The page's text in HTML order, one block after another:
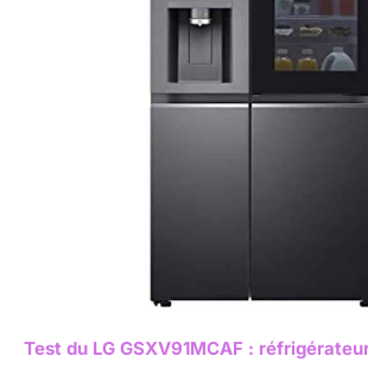
Test du LG GSXV91MCAF :